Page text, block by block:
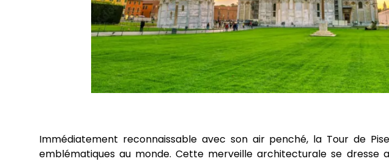
Immédiatement reconnaissable avec son air penché, la Tour de
emblématiques au monde. Cette merveille architecturale se